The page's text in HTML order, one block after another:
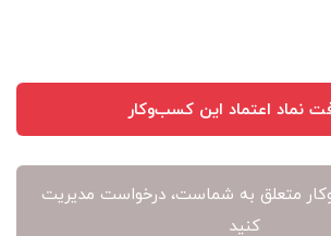
نماد اعتماد این کسب‌وکار
متعلق به شماست، درخواست مدیریت
کنید